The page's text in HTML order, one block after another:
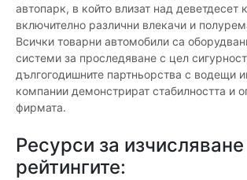
автопарк, в който влизат над деветдесет
включително различни влекачи и
Всички товарни автомобили са
системи за проследяване с цел
дългогодишните партньорства с водещи
компании демонстрират стабилността и
фирмата.
Ресурси за изчисляване
рейтингите: